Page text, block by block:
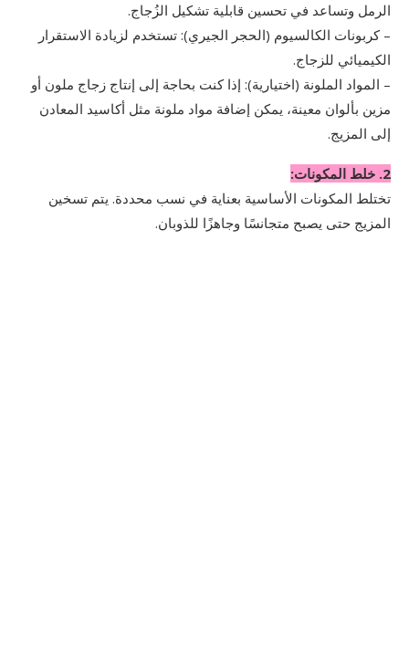
الرمل وتساعد في تحسين قابلية تشكيل الزُجاج.
– كربونات الكالسيوم (الحجر الجيري): تستخدم لزيادة الاستقرار
الكيميائي للزجاج.
– المواد الملونة (اختيارية): إذا كنت بحاجة إلى إنتاج زجاج ملون أو
مزين بألوان معينة، يمكن إضافة مواد ملونة مثل أكاسيد المعادن
إلى المزيج.
2. خلط المكونات:
تختلط المكونات الأساسية بعناية في نسب محددة. يتم تسخين
المزيج حتى يصبح متجانسًا وجاهزًا للذوبان.